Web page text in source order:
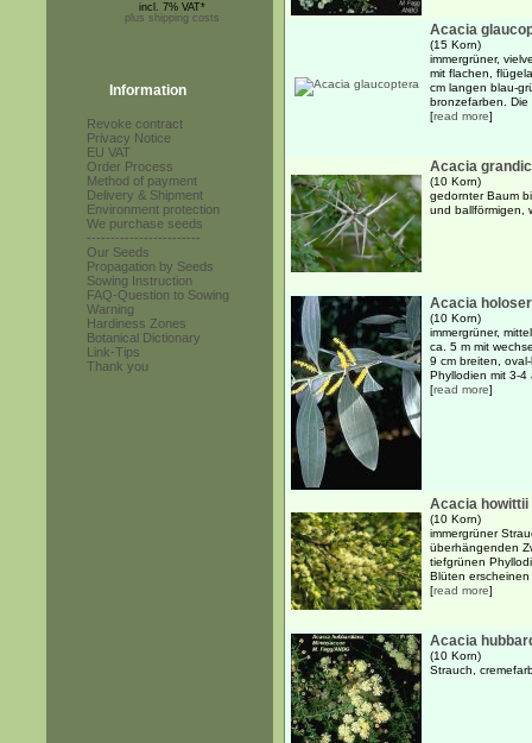
incl. 7% VAT*
plus shipping costs
Information
Revoke contract
Privacy Notice
EU VAT
Order Process
Method of payment
Delivery & Shipment
Environment protection
We purchase seeds
------------------------
Our Seeds
Propagation by Seeds
Sowing Instruction
FAQ-Question to Sowing
Warning
Hardiness Zones
Botanical Dictionary
Link-Tips
Thank you
Acacia
(15 Korn)
immergrüner,
mit flachen,
cm langen blau-
bronzefarben. Die
[read more]
Acacia
(10 Korn)
gedornter Baum
und ballförmigen,
Acacia
(10 Korn)
immergrüner,
ca. 5 m mit
9 cm breiten,
Phyllodien mit 3-4
[read more]
Acacia howittii
(10 Korn)
immergrüner
überhängenden
tiefgrünen
Blüten
[read more]
Acacia
(10 Korn)
Strauch,